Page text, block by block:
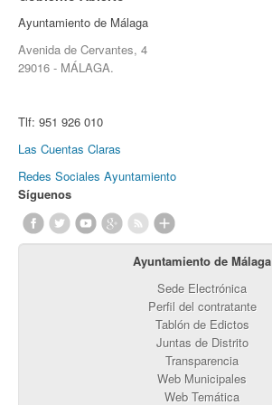
Ayuntamiento de Málaga
Avenida de Cervantes, 4
29016 - MÁLAGA.
Tlf: 951 926 010
Las Cuentas Claras
Redes Sociales Ayuntamiento
Síguenos
Ayuntamiento de Málaga
Sede Electrónica
Perfil del contratante
Tablón de Edictos
Juntas de Distrito
Transparencia
Web Municipales
Web Temática